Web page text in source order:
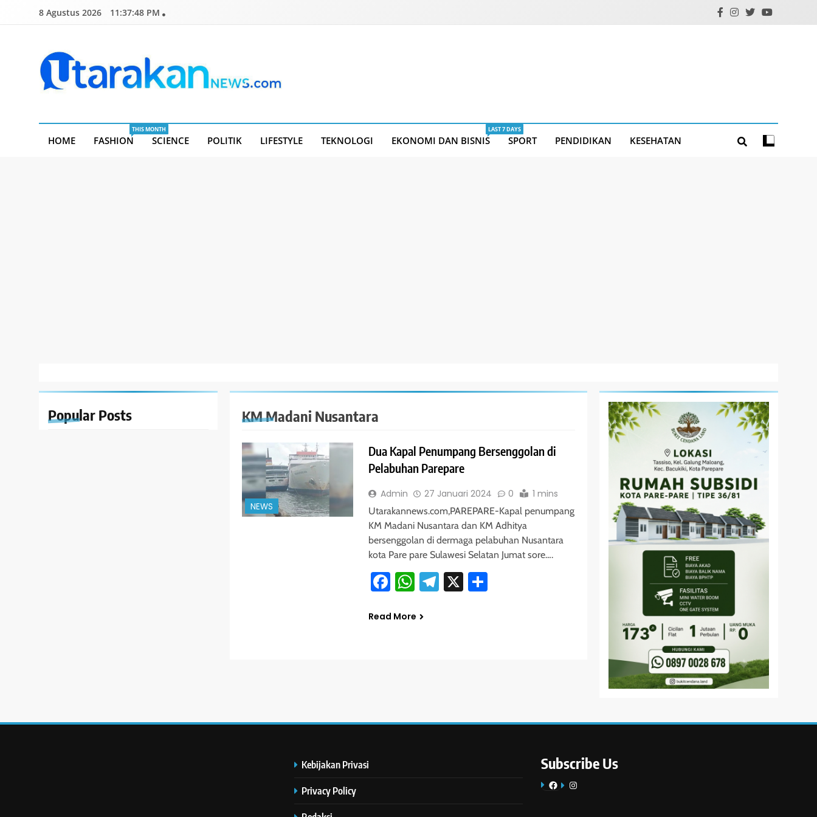
8 Agustus 2026 11:37:48 PM
HOME FASHION
THIS MONTH
SCIENCE POLITIK LIFESTYLE TEKNOLOGI EKONOMI DAN BISNIS
LAST 7 DAYS
SPORT PENDIDIKAN KESEHATAN
Popular Posts KM Madani Nusantara
NEWS
Dua Kapal Penumpang Bersenggolan di
Pelabuhan Parepare
Admin 27 Januari 2024 0 1 mins
Utarakannews.com,PAREPARE-Kapal penumpang
KM Madani Nusantara dan KM Adhitya
bersenggolan di dermaga pelabuhan Nusantara
kota Pare pare Sulawesi Selatan Jumat sore….
Facebook
WhatsApp
Telegram
X Share
Read More
Kebijakan Privasi
Privacy Policy
Subscribe Us
FacebookInstagram